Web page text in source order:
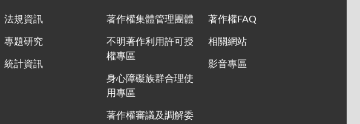
法規資訊
專題研究
統計資訊
著作權集體管理團體
不明著作利用許可授
權專區
身心障礙族群合理使
用專區
著作權審議及調解委
著作權FAQ
相關網站
影音專區